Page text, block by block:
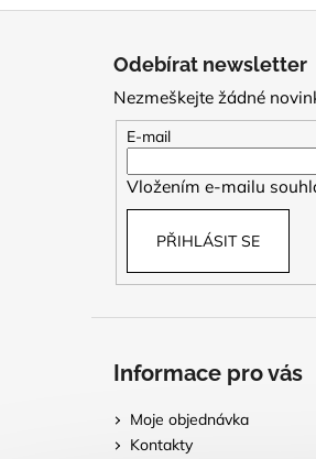
Odebírat newsletter
Nezmeškejte žádné
E-mail
Vložením e-mailu
PŘIHLÁSIT SE
Informace pro vás
Moje objednávka
Kontakty